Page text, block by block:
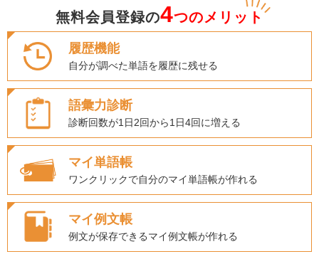
無料会員登録の4つのメリット
履歴機能
自分が調べた単語を履歴に残せる
語彙力診断
診断回数が1日2回から1日4回に増える
マイ単語帳
ワンクリックで自分のマイ単語帳が作れる
マイ例文帳
例文が保存できるマイ例文帳が作れる